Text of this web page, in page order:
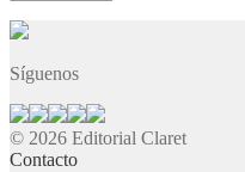
Síguenos
© 2026 Editorial Claret
Contacto